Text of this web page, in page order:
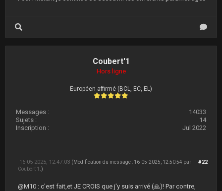
Coubert'1
Hors ligne
Européen affirmé (BCL, EC, EL)
Messages :
14033
Sujets :
14
Inscription :
Jul 2022
#22
16-05-2025, 12:47:03 (Modification du message : 16-05-2025, 12:50:54 par
Coubert'1 .)
@M10 : c'est fait,et JE CROIS que j'y suis arrivé (🙏)! Par contre,